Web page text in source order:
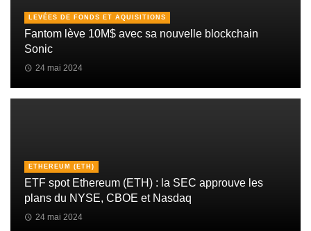
LEVÉES DE FONDS ET AQUISITIONS
Fantom lève 10M$ avec sa nouvelle blockchain
Sonic
24 mai 2024
ETHEREUM (ETH)
ETF spot Ethereum (ETH) : la SEC approuve les
plans du NYSE, CBOE et Nasdaq
24 mai 2024